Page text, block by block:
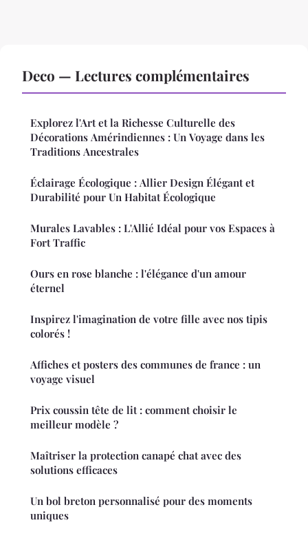
Deco — Lectures complémentaires
Explorez l'Art et la Richesse Culturelle des
Décorations Amérindiennes : Un Voyage dans les
Traditions Ancestrales
Éclairage Écologique : Allier Design Élégant et
Durabilité pour Un Habitat Écologique
Murales Lavables : L'Allié Idéal pour vos Espaces à
Fort Traffic
Ours en rose blanche : l'élégance d'un amour
éternel
Inspirez l'imagination de votre fille avec nos tipis
colorés !
Affiches et posters des communes de france : un
voyage visuel
Prix coussin tête de lit : comment choisir le
meilleur modèle ?
Maîtriser la protection canapé chat avec des
solutions efficaces
Un bol breton personnalisé pour des moments
uniques